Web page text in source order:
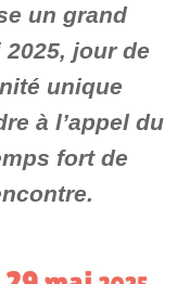
un grand
jour de
unique
à l’appel du
fort de